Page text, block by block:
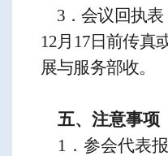
3．会议回执
12月 17日前传真
展与服务部收。
五、注意事项
1 ．参会代表